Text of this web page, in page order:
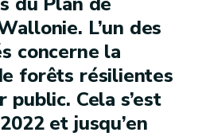
L’un des
concerne la
forêts résilientes
public. Cela s’est
et jusqu’en